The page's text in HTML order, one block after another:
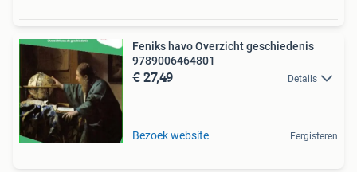
Feniks havo Overzicht geschiedenis
9789006464801
€ 27,49 Details
Bezoek website Eergisteren